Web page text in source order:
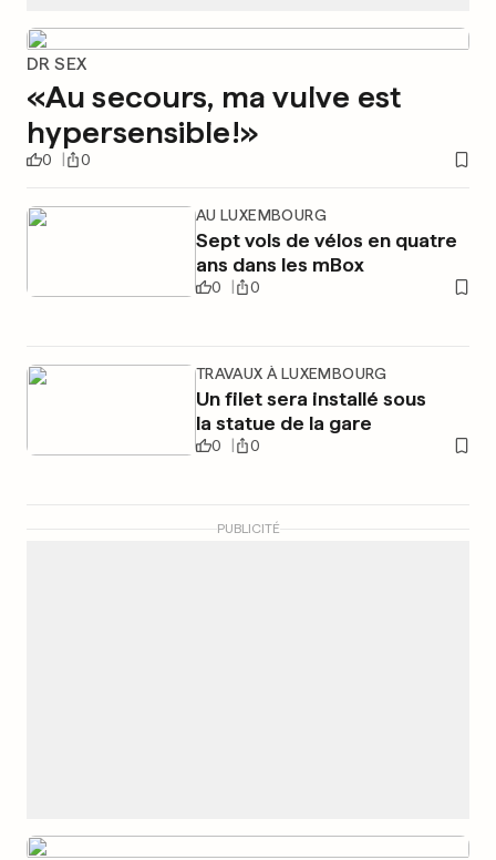
DR SEX
«Au secours, ma vulve est
hypersensible!»
0 0
AU LUXEMBOURG
Sept vols de vélos en quatre
ans dans les mBox
0 0
TRAVAUX À LUXEMBOURG
Un filet sera installé sous
la statue de la gare
0 0
PUBLICITÉ